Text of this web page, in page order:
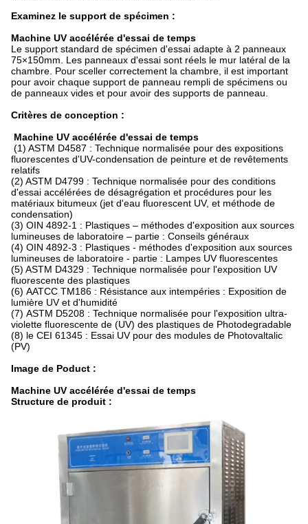
Examinez le support de spécimen :
Machine UV accélérée d'essai de temps
Le support standard de spécimen d'essai adapte à 2 panneaux
75×150mm. Les panneaux d'essai sont réels le mur latéral de la
chambre. Pour sceller correctement la chambre, il est important
pour avoir chaque support de panneau rempli de spécimens ou
de panneaux vides et pour avoir des supports de panneau.
Critères de conception :
Machine UV accélérée d'essai de temps
(1) ASTM D4587 : Technique normalisée pour des expositions
fluorescentes d'UV-condensation de peinture et de revêtements
relatifs
(2) ASTM D4799 : Technique normalisée pour des conditions
d'essai accélérées de désagrégation et procédures pour les
matériaux bitumeux (jet d'eau fluorescent UV, et méthode de
condensation)
(3) OIN 4892-1 : Plastiques – méthodes d'exposition aux sources
lumineuses de laboratoire – partie : Conseils généraux
(4) OIN 4892-3 : Plastiques - méthodes d'exposition aux sources
lumineuses de laboratoire - partie : Lampes UV fluorescentes
(5) ASTM D4329 : Technique normalisée pour l'exposition UV
fluorescente des plastiques
(6) AATCC TM186 : Résistance aux intempéries : Exposition de
lumière UV et d'humidité
(7) ASTM D5208 : Technique normalisée pour l'exposition ultra-
violette fluorescente de (UV) des plastiques de Photodegradable
(8) le CEI 61345 : Essai UV pour des modules de Photovaltalic
(PV)
Image de Poduct :
Machine UV accélérée d'essai de temps
Structure de produit :